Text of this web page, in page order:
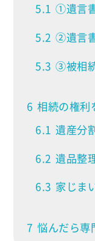
5.1 ①遺言
5.2 ②遺言
5.3 ③被相
6 相続の権利
6.1 遺産分
6.2 遺品整
6.3 家じま
7 悩んだら専